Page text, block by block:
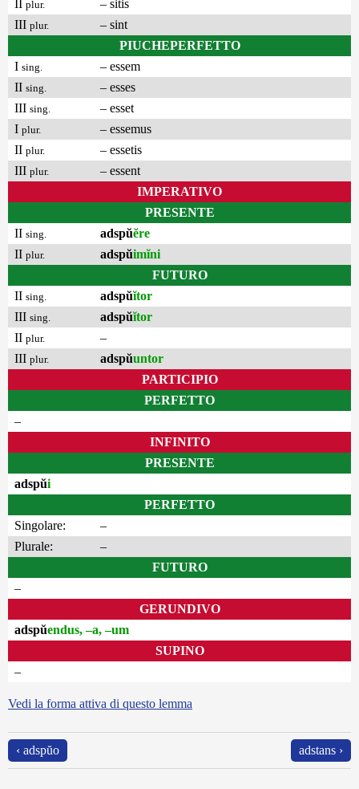
plur.
– sitis
III plur.
– sint
PIUCHEPERFETTO
I sing.
– essem
II sing.
– esses
III sing.
– esset
I plur.
– essemus
II plur.
– essetis
III plur.
– essent
IMPERATIVO
PRESENTE
II sing. adspŭĕre
II plur. adspŭimĭni
FUTURO
II sing. adspŭĭtor
III sing. adspŭĭtor
II plur.
–
III plur. adspŭuntor
PARTICIPIO
PERFETTO
–
INFINITO
PRESENTE
adspŭi
PERFETTO
Singolare:
–
Plurale:
–
FUTURO
–
GERUNDIVO
adspŭendus, –a, –um
SUPINO
–
Vedi la forma attiva di questo lemma
‹ adspŭo adstans ›